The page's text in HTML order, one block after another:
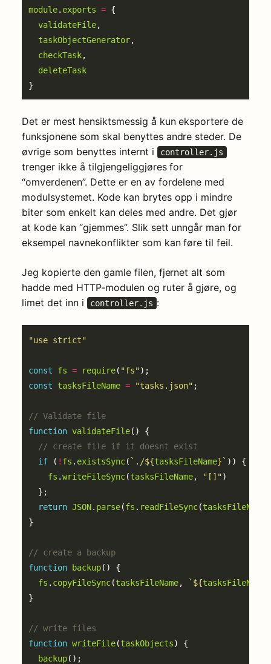
module. exports =
validateFile
taskObjectGenerator
checkTask
deleteTask
Det er mest hensiktsmessig å kun eksportere de
funksjonene som skal benyttes andre steder. De
øvrige som benyttes internt i
controller.js
trenger ikke å tilgjengeliggjøres for
“omverdenen”. Dette er en av fordelene med
modulsystemet. Kode kan brytes opp i mindre
biter som enkelt kan deles med andre. Det gjør
at kode kan “gjemmes”. Slik sett unngår man for
eksempel navnekonflikter som kan føre til feil.
Jeg kopierte den gamle filen, fjernet alt som
hadde med HTTP-modulen og ruter å gjøre, og
limet det inn i
controller.js :
"use strict"
const fs = require( "fs"
const
tasksFileName = "tasks.json"
function validateFile
if ( ! fs . existsSync( `./${tasksFileName}`
fs .writeFileSync(tasksFileName, "[]"
return JSON. parse(fs . readFileSync(tasksFileName
function backup
fs . copyFileSync(tasksFileName, ` ${tasksFileName
function writeFile(taskObjects
backup